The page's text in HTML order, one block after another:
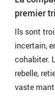
premier
Ils sont
incertain,
cohabiter.
rebelle,
vaste